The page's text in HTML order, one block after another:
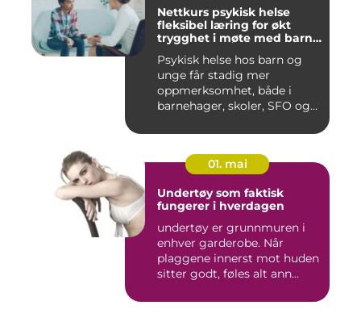
Nettkurs psykisk helse
fleksibel læring for økt
trygghet i møte med barn
Psykisk helse hos barn og
unge får stadig mer
oppmerksomhet, både i
barnehager, skoler, SFO og
01. mai
Undertøy som faktisk
fungerer i hverdagen
undertøy er grunnmuren i
enhver garderobe. Når
plaggene innerst mot huden
sitter godt, føles alt ann...